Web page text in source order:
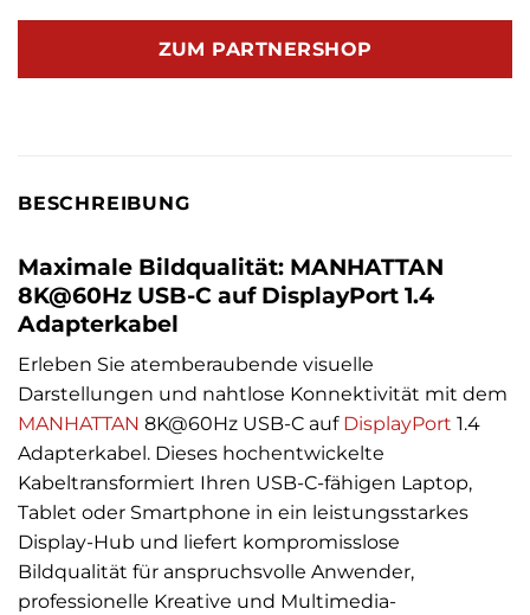
ZUM PARTNERSHOP
BESCHREIBUNG
Maximale Bildqualität: MANHATTAN
8K@60Hz USB-C auf DisplayPort 1.4
Adapterkabel
Erleben Sie atemberaubende visuelle
Darstellungen und nahtlose Konnektivität mit dem
MANHATTAN 8K@60Hz USB-C auf DisplayPort 1.4
Adapterkabel. Dieses hochentwickelte
Kabeltransformiert Ihren USB-C-fähigen Laptop,
Tablet oder Smartphone in ein leistungsstarkes
Display-Hub und liefert kompromisslose
Bildqualität für anspruchsvolle Anwender,
professionelle Kreative und Multimedia-